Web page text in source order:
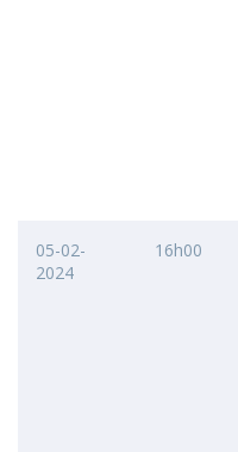
05-02-
2024
16h00